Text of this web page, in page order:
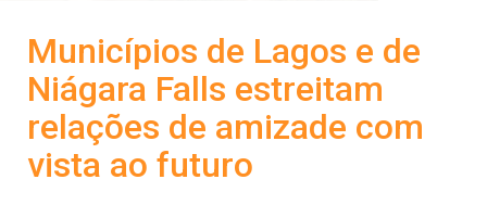
Municípios de Lagos e de
Niágara Falls estreitam
relações de amizade com
vista ao futuro